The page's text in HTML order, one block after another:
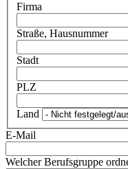
Firma
Straße, Hausnummer
Stadt
PLZ
Land
E-Mail
Welcher Berufsgruppe